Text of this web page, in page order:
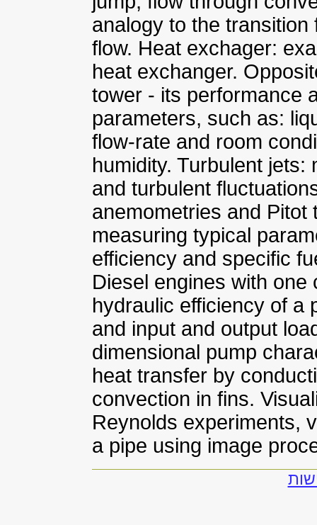
analogy to the
flow. Heat exchager:
heat exchanger.
tower - its performance
parameters, such as:
flow-rate and room
humidity. Turbulent
and turbulent
anemometries and Pitot
measuring typical
efficiency and specific
Diesel engines with one
hydraulic efficiency of a
and input and output
dimensional pump
heat transfer by
convection in fins.
Reynolds experiments,
a pipe using image